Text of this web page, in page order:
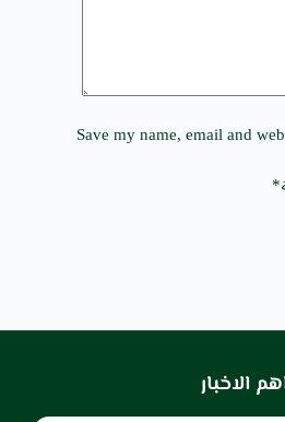
Save my name, email and
*
الاخبار